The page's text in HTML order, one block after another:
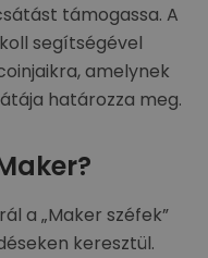
támogassa. A
segítségével
amelynek
határozza meg.
a „Maker széfek”
keresztül.